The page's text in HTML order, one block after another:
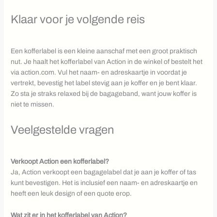
Klaar voor je volgende reis
Een kofferlabel is een kleine aanschaf met een groot praktisch
nut. Je haalt het kofferlabel van Action in de winkel of bestelt het
via action.com. Vul het naam- en adreskaartje in voordat je
vertrekt, bevestig het label stevig aan je koffer en je bent klaar.
Zo sta je straks relaxed bij de bagageband, want jouw koffer is
niet te missen.
Veelgestelde vragen
Verkoopt Action een kofferlabel?
Ja, Action verkoopt een bagagelabel dat je aan je koffer of tas
kunt bevestigen. Het is inclusief een naam- en adreskaartje en
heeft een leuk design of een quote erop.
Wat zit er in het kofferlabel van Action?